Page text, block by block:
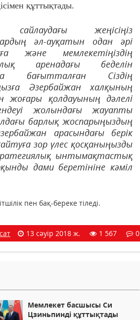
құттықтады.
жеңісіңіз
әл-ауқатын одан әрі
және мемлекетіңіздің
аренадағы беделін
бағытталған Сіздің
Әзербайжан халқының
жоғары қолдауының дәлелі
жолындағы жауапты
барлық жоспарыңыздың
арасындағы берік
зор үлес қосқаныңызды
ынтымақтастық
дами беретініне кәміл
пен бақ-береке тіледі.
13 сәуір 2018 ж. 1 567 0
Мемлекет басшысы Си
Цзиньпинді құттықтады